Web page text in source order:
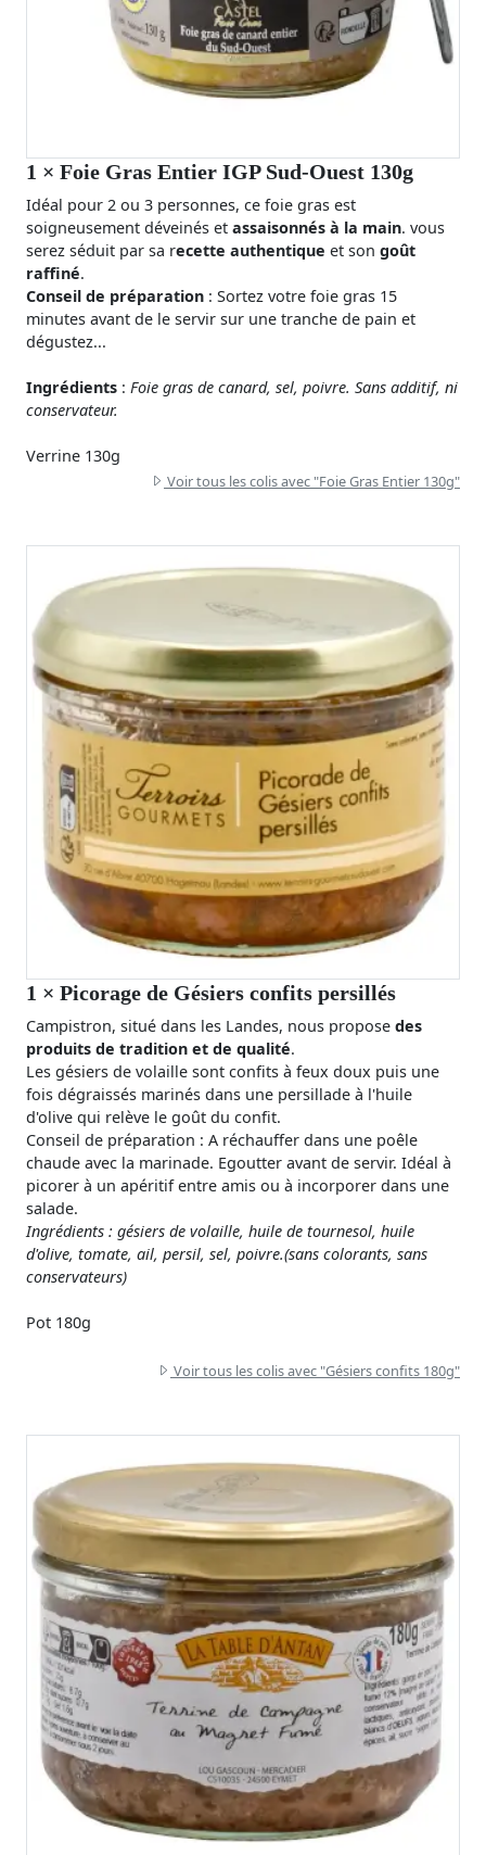
1 × Foie Gras Entier IGP Sud-Ouest 130g
Idéal pour 2 ou 3 personnes, ce foie gras est
soigneusement déveinés et assaisonnés à la main. vous
serez séduit par sa recette authentique et son goût
raffiné.
Conseil de préparation : Sortez votre foie gras 15
minutes avant de le servir sur une tranche de pain et
dégustez...
Ingrédients : Foie gras de canard, sel, poivre. Sans additif, ni
conservateur.
Verrine 130g
Voir tous les colis avec "Foie Gras Entier 130g"
1 × Picorage de Gésiers confits persillés
Campistron, situé dans les Landes, nous propose des
produits de tradition et de qualité.
Les gésiers de volaille sont confits à feux doux puis une
fois dégraissés marinés dans une persillade à l'huile
d'olive qui relève le goût du confit.
Conseil de préparation : A réchauffer dans une poêle
chaude avec la marinade. Egoutter avant de servir. Idéal à
picorer à un apéritif entre amis ou à incorporer dans une
salade.
Ingrédients : gésiers de volaille, huile de tournesol, huile
d'olive, tomate, ail, persil, sel, poivre.(sans colorants, sans
conservateurs)
Pot 180g
Voir tous les colis avec "Gésiers confits 180g"